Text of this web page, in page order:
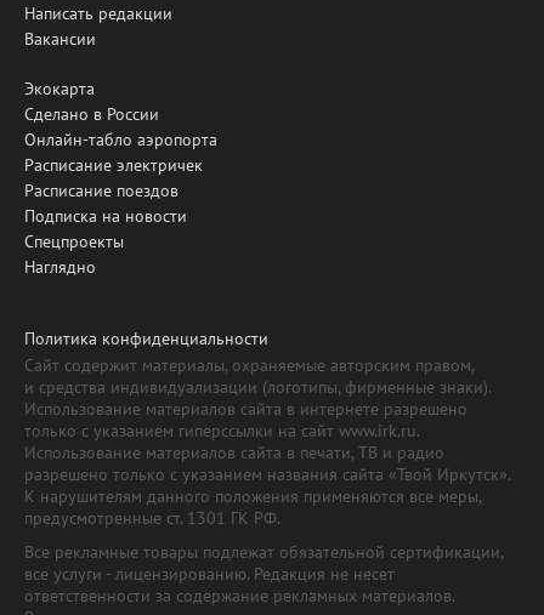
Написать редакции
Вакансии
Экокарта
Сделано в России
Онлайн-табло аэропорта
Расписание электричек
Расписание поездов
Подписка на новости
Спецпроекты
Наглядно
Политика конфиденциальности
Сайт содержит материалы, охраняемые авторским правом,
и средства индивидуализации (логотипы, фирменные знаки).
Использование материалов сайта в интернете разрешено
только с указанием гиперссылки на сайт www.irk.ru.
Использование материалов сайта в печати, ТВ и радио
разрешено только с указанием названия сайта «Твой Иркутск».
К нарушителям данного положения применяются все меры,
предусмотренные ст. 1301 ГК РФ.
Все рекламные товары подлежат обязательной сертификации,
все услуги - лицензированию. Редакция не несет
ответственности за содержание рекламных материалов.